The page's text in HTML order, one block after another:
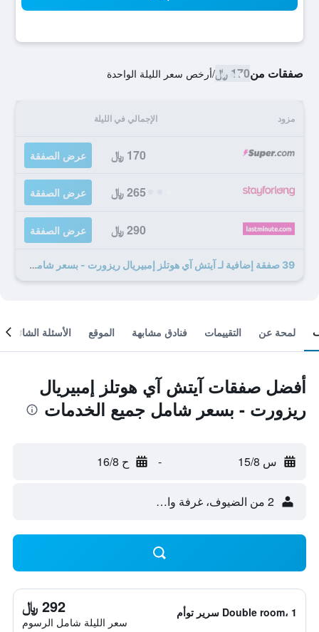
صفقات من170 ﷼ /أرخص سعر الليلة الواحدة
مزود الإجمالي في الليلة
170 ﷼ عرض الصفقة
265 ﷼ عرض الصفقة
290 ﷼ عرض الصفقة
39 صفقة إضافية لـ آيتش آي هوتلز إمبيريال ريزورت - بسعر شامل جميع الخدمات
لمحة عن التقييمات فنادق مشابهة الموقع الأسئلة الشائعة
أفضل صفقات آيتش آي هوتلز إمبيريال
ريزورت - بسعر شامل جميع الخدمات
س 15/8 - ح 16/8
2 من الضيوف، غرفة واحدة
Double room، 1 سرير توأم 292 ﷼
سعر الليلة شامل الرسوم